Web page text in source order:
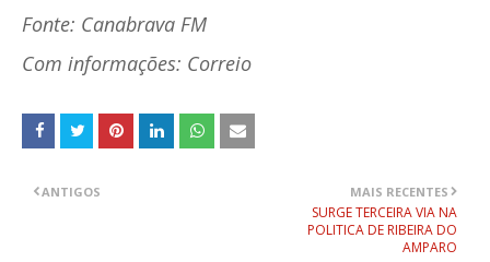
Fonte: Canabrava FM
Com informações: Correio
MAIS RECENTES
SURGE TERCEIRA VIA NA
POLITICA DE RIBEIRA DO
AMPARO
ANTIGOS